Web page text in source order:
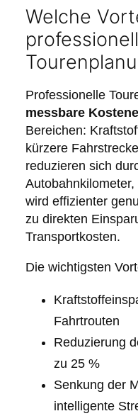
Welche
Professionelle
messbare
Bereichen:
kürzere
reduzieren sich
wird effizienter
zu direkten
Transportkosten.
Die wichtigsten
Fahrtrouten
Reduzierung
zu 25 %
Senkung der
intelligente